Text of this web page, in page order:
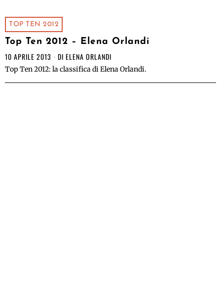
TOP TEN 2012
Top Ten 2012 – Elena Orlandi
10 APRILE 2013 DI ELENA ORLANDI
Top Ten 2012: la classifica di Elena Orlandi.